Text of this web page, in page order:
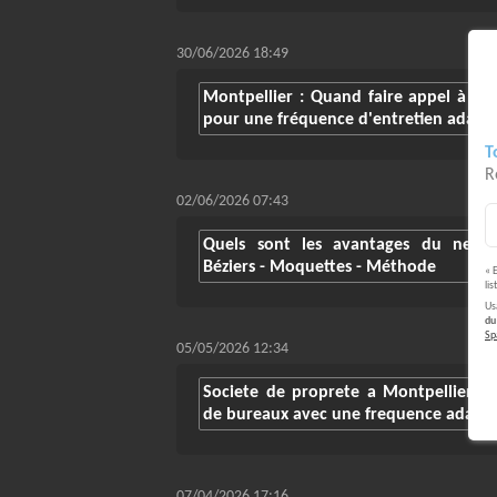
«
du
30/06/2026 18:49
Montpellier : Quand faire appel à un
pour une fréquence d'entretien
02/06/2026 07:43
Quels sont les avantages du
Béziers - Moquettes - Méthode
05/05/2026 12:34
Societe de proprete a Montpellier :
de bureaux avec une frequence